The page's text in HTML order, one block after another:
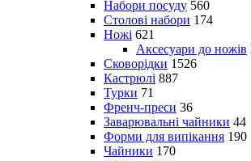
Набори посуду 560
Столові набори 174
Ножі 621
Аксесуари до ножів
Сковорідки 1526
Кастрюлі 887
Турки 71
Френч-преси 36
Заварювальні чайники 44
Форми для випікання 190
Чайники 170